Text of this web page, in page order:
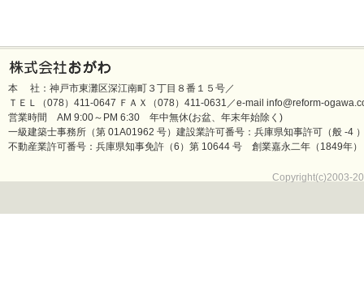
本 社：神戸市東灘区深江南町３丁目８番１５号／
ＴＥＬ（078）411-0647 ＦＡＸ（078）411-0631／e-mail info@reform-
営業時間 AM 9:00～PM 6:30 年中無休(お盆、年末年始除く)
一級建築士事務所（第 01A01962 号）建設業許可番号：兵庫県知事許可（般 -4
不動産業許可番号：兵庫県知事免許（6）第 10644 号 創業嘉永二年（1849年）
Copyright(c)2003-